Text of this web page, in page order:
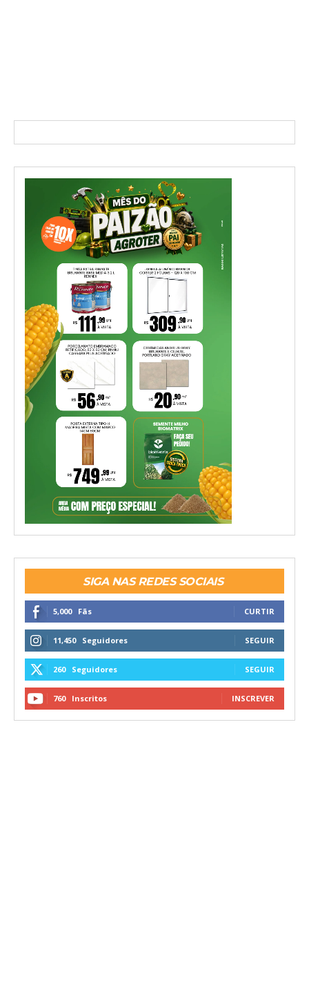
SIGA NAS REDES SOCIAIS
5,000 Fãs CURTIR
11,450 Seguidores SEGUIR
260 Seguidores SEGUIR
760 Inscritos INSCREVER